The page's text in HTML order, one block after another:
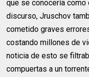
que se conocería como
discurso, Jruschov
cometido graves
costando millones de
noticia de esto se
compuertas a un